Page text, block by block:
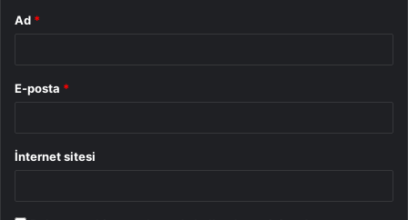
Ad *
E-posta *
İnternet sitesi